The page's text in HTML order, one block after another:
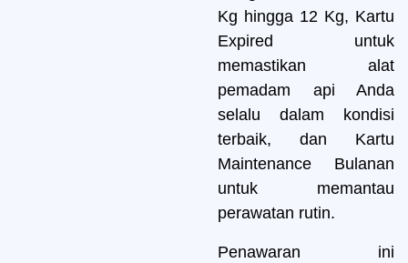
Kg hingga 12 Kg, Kartu
Expired untuk
memastikan alat
pemadam api Anda
selalu dalam kondisi
terbaik, dan Kartu
Maintenance Bulanan
untuk memantau
perawatan rutin.
Penawaran ini